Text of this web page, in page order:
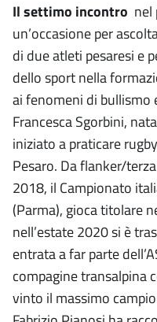
Il settimo incontro nel
un’occasione per
di due atleti pesaresi e
dello sport nella
ai fenomeni di bullismo
Francesca Sgorbini,
iniziato a praticare
Pesaro. Da flanker/
2018, il Campionato
(Parma), gioca titolare
nell’estate 2020 si è
entrata a far parte
compagine transalpina
vinto il massimo